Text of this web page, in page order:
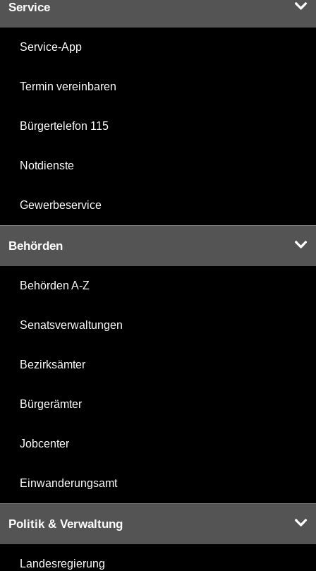
Service
Service-App
Termin vereinbaren
Bürgertelefon 115
Notdienste
Gewerbeservice
Behörden
Behörden A-Z
Senatsverwaltungen
Bezirksämter
Bürgerämter
Jobcenter
Einwanderungsamt
Politik & Verwaltung
Landesregierung